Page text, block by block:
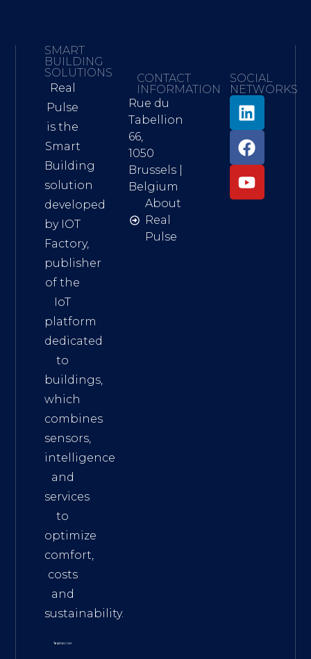
SMART
BUILDING
SOLUTIONS
Real
Pulse
is the
Smart
Building
solution
developed
by IOT
Factory,
publisher
of the
IoT
platform
dedicated
to
buildings,
which
combines
sensors,
intelligence
and
services
to
optimize
comfort,
costs
and
sustainability.
CONTACT
INFORMATION
Rue du
Tabellion
66,
1050
Brussels |
Belgium
About
Real
Pulse
SOCIAL
NETWORKS